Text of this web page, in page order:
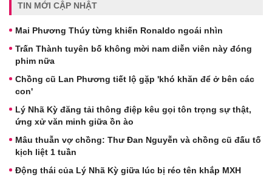
TIN MỚI CẬP NHẬT
Mai Phương Thúy từng khiến Ronaldo ngoái nhìn
Trấn Thành tuyên bố không mời nam diễn viên này đóng
phim nữa
Chồng cũ Lan Phương tiết lộ gặp 'khó khăn để ở bên các
con'
Lý Nhã Kỳ đăng tải thông điệp kêu gọi tôn trọng sự thật,
ứng xử văn minh giữa ồn ào
Mâu thuẫn vợ chồng: Thư Đan Nguyễn và chồng cũ đấu tố
kịch liệt 1 tuần
Động thái của Lý Nhã Kỳ giữa lúc bị réo tên khắp MXH